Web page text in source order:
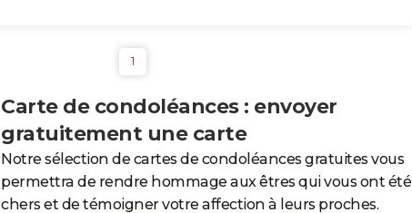
1
Carte de condoléances : envoyer
gratuitement une carte
Notre sélection de cartes de condoléances gratuites vous
permettra de rendre hommage aux êtres qui vous ont été
chers et de témoigner votre affection à leurs proches.